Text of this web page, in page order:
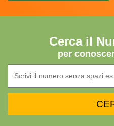
Cerca il
per